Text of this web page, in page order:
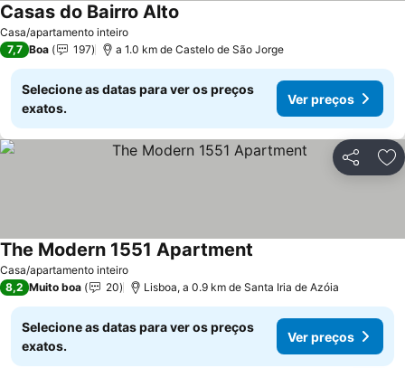
Casa/apartamento inteiro
Casas do Bairro Alto
7,7 Boa 197 a 1.0 km de Castelo de São Jorge
Selecione as datas para ver os preços
exatos.
Ver preços
Partilhar
Casa/apartamento inteiro
The Modern 1551 Apartment
8,2 Muito boa 20 Lisboa, a 0.9 km de Santa Iria de Azóia
Selecione as datas para ver os preços
exatos.
Ver preços